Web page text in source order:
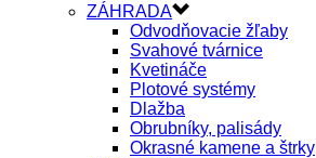
ZÁHRADA
Odvodňovacie žľaby
Svahové tvárnice
Kvetináče
Plotové systémy
Dlažba
Obrubníky, palisády
Okrasné kamene a štrky